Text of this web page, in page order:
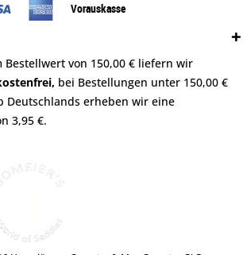
Vorauskasse
Bestellwert von 150,00 € liefern wir
bei Bestellungen unter 150,00 €
Deutschlands erheben wir eine
3,95 €.